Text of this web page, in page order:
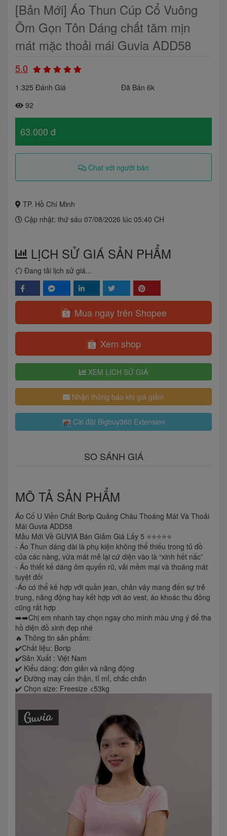
[Bản Mới] Áo Thun Cúp Cổ Vuông
Ôm Gọn Tôn Dáng chất tăm mịn
mát mặc thoải mái Guvia ADD58
5.0
1.325 Đánh Giá
Đã Bán 6k
92
63.000 đ
Chat với người bán
TP. Hồ Chí Minh
Cập nhật: thứ sáu 07/08/2026 lúc 05:40 CH
LỊCH SỬ GIÁ SẢN PHẨM
Đang tải lịch sử giá...
Mua ngay trên Shopee
Xem shop
XEM LỊCH SỬ GIÁ
Nhận thông báo khi giá giảm
Cài đặt Bigbuy360 Extension
SO SÁNH GIÁ
MÔ TẢ SẢN PHẨM
Áo Cổ U Viền Chất Borip Quảng Châu Thoáng Mát Và Thoải
Mái Guvia ADD58
Mẫu Mới Về GUVIA Bán Giảm Giá Lấy 5 ⭐⭐⭐⭐⭐
- Áo Thun dáng dài là phụ kiện không thể thiếu trong tủ đồ
của các nàng, vừa mát mẻ lại cứ diện vào là “xinh hết nấc”
- Áo thiết kế dáng ôm quyến rũ, vải mềm mại và thoáng mát
tuyệt đối
-Áo có thể kế hợp với quần jean, chân váy mang đến sự trẻ
trung, năng động hay kết hợp với áo vest, áo khoác thu đông
cũng rất hợp
➡️➡️Chị em nhanh tay chọn ngay cho mình màu ưng ý để tha
hồ diện đồ xinh đẹp nhé
🔥 Thông tin sản phẩm:
✔️Chất liệu: Borip
✔️Sản Xuất : Việt Nam
✔️ Kiểu dáng: đơn giản và năng động
✔️ Đường may cẩn thận, tỉ mỉ, chắc chắn
✔️ Chọn size: Freesize <53kg